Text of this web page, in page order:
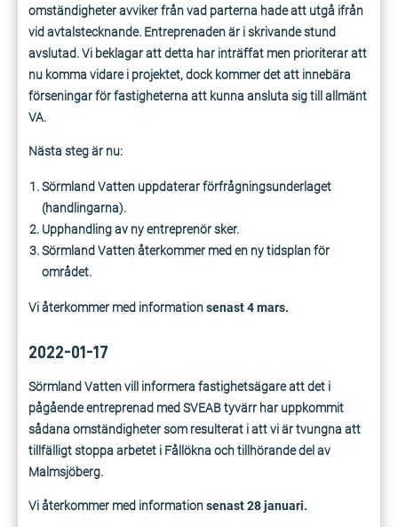
omständigheter avviker från vad parterna hade att utgå ifrån
vid avtalstecknande. Entreprenaden är i skrivande stund
avslutad. Vi beklagar att detta har inträffat men prioriterar att
nu komma vidare i projektet, dock kommer det att innebära
förseningar för fastigheterna att kunna ansluta sig till allmänt
VA.
Nästa steg är nu:
Sörmland Vatten uppdaterar förfrågningsunderlaget
(handlingarna).
Upphandling av ny entreprenör sker.
Sörmland Vatten återkommer med en ny tidsplan för
området.
Vi återkommer med informationsenast 4 mars.
2022-01-17
Sörmland Vatten vill informera fastighetsägare att det i
pågående entreprenad med SVEAB tyvärr har uppkommit
sådana omständigheter som resulterat i att vi är tvungna att
tillfälligt stoppa arbetet i Fållökna och tillhörande del av
Malmsjöberg.
Vi återkommer med informationsenast 28 januari.